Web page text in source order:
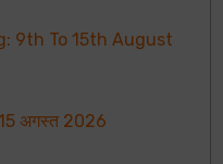
9th To 15th August
15 अगस्त 2026